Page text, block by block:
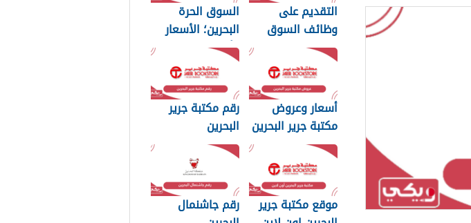
التقديم على
وظائف السوق
الحرة البحرين 2024
السوق الحرة
البحرين؛ الأسعار
وأوقات العمل
أسعار وعروض
مكتبة جرير البحرين
2024
رقم مكتبة جرير
البحرين
موقع مكتبة جرير
رقم جاشنمال